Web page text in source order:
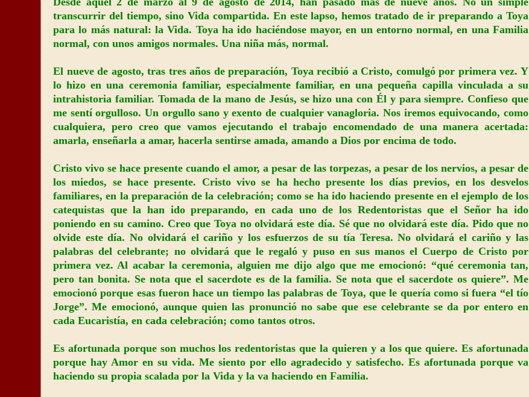
transcurrir del tiempo, sino Vida compartida. En este lapso, hemos tratado de ir preparando a Toya
para lo más natural: la Vida. Toya ha ido haciéndose mayor, en un entorno normal, en una Familia
normal, con unos amigos normales. Una niña más, normal.
El nueve de agosto, tras tres años de preparación, Toya recibió a Cristo, comulgó por primera vez. Y
lo hizo en una ceremonia familiar, especialmente familiar, en una pequeña capilla vinculada a su
intrahistoria familiar. Tomada de la mano de Jesús, se hizo una con Él y para siempre. Confieso que
me sentí orgulloso. Un orgullo sano y exento de cualquier vanagloria. Nos iremos equivocando, como
cualquiera, pero creo que vamos ejecutando el trabajo encomendado de una manera acertada:
amarla, enseñarla a amar, hacerla sentirse amada, amando a Dios por encima de todo.
Cristo vivo se hace presente cuando el amor, a pesar de las torpezas, a pesar de los nervios, a pesar de
los miedos, se hace presente. Cristo vivo se ha hecho presente los días previos, en los desvelos
familiares, en la preparación de la celebración; como se ha ido haciendo presente en el ejemplo de los
catequistas que la han ido preparando, en cada uno de los Redentoristas que el Señor ha ido
poniendo en su camino. Creo que Toya no olvidará este día. Sé que no olvidará este día. Pido que no
olvide este día. No olvidará el cariño y los esfuerzos de su tía Teresa. No olvidará el cariño y las
palabras del celebrante; no olvidará que le regaló y puso en sus manos el Cuerpo de Cristo por
primera vez. Al acabar la ceremonia, alguien me dijo algo que me emocionó: “qué ceremonia tan,
pero tan bonita. Se nota que el sacerdote es de la familia. Se nota que el sacerdote os quiere”. Me
emocionó porque esas fueron hace un tiempo las palabras de Toya, que le quería como si fuera “el tío
Jorge”. Me emocionó, aunque quien las pronunció no sabe que ese celebrante se da por entero en
cada Eucaristía, en cada celebración; como tantos otros.
Es afortunada porque son muchos los redentoristas que la quieren y a los que quiere. Es afortunada
porque hay Amor en su vida. Me siento por ello agradecido y satisfecho. Es afortunada porque va
haciendo su propia scalada por la Vida y la va haciendo en Familia.